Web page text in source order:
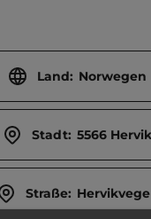
Land: Norwegen
Stadt: 5566 Hervik
Straße: